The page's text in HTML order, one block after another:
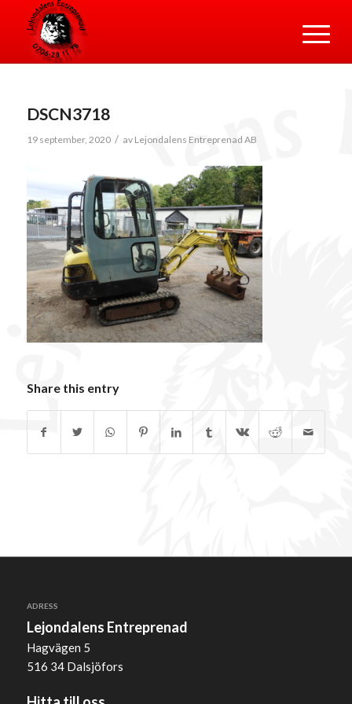
DSCN3718
19 september, 2020 / av Lejondalens Entreprenad AB
Share this entry
ADRESS
Lejondalens Entreprenad
Hagvägen 5
516 34 Dalsjöfors